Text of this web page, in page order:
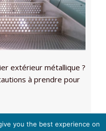
extérieur métallique ?
à prendre pour
you the best experience on